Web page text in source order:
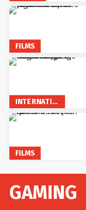
FILMS
INTERNATIONAL
FILMS
GAMING